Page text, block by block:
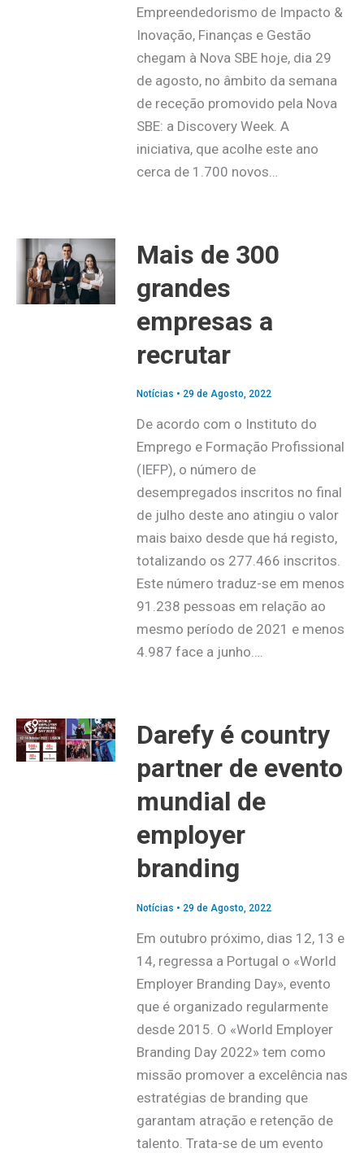
Empreendedorismo de Impacto &
Inovação, Finanças e Gestão
chegam à Nova SBE hoje, dia 29
de agosto, no âmbito da semana
de receção promovido pela Nova
SBE: a Discovery Week. A
iniciativa, que acolhe este ano
cerca de 1.700 novos…
Mais de 300
grandes
empresas a
recrutar
Notícias • 29 de Agosto, 2022
De acordo com o Instituto do
Emprego e Formação Profissional
(IEFP), o número de
desempregados inscritos no final
de julho deste ano atingiu o valor
mais baixo desde que há registo,
totalizando os 277.466 inscritos.
Este número traduz-se em menos
91.238 pessoas em relação ao
mesmo período de 2021 e menos
4.987 face a junho….
Darefy é country
partner de evento
mundial de
employer
branding
Notícias • 29 de Agosto, 2022
Em outubro próximo, dias 12, 13 e
14, regressa a Portugal o «World
Employer Branding Day», evento
que é organizado regularmente
desde 2015. O «World Employer
Branding Day 2022» tem como
missão promover a excelência nas
estratégias de branding que
garantam atração e retenção de
talento. Trata-se de um evento